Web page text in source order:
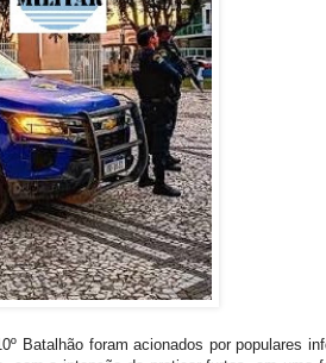
Batalhão foram acionados por populares